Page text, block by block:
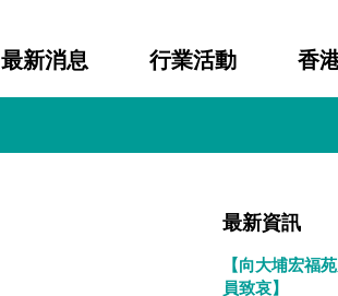
最新消息 行業活動 香
最新資訊
【向大埔宏福
員致哀】